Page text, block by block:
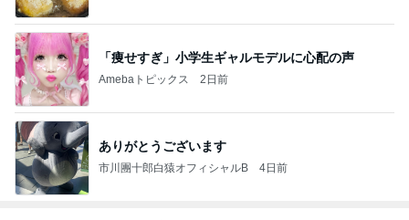
「痩せすぎ」小学生ギャルモデルに心配の声
Amebaトピックス 2日前
ありがとうございます
市川團十郎白猿オフィシャルB 4日前